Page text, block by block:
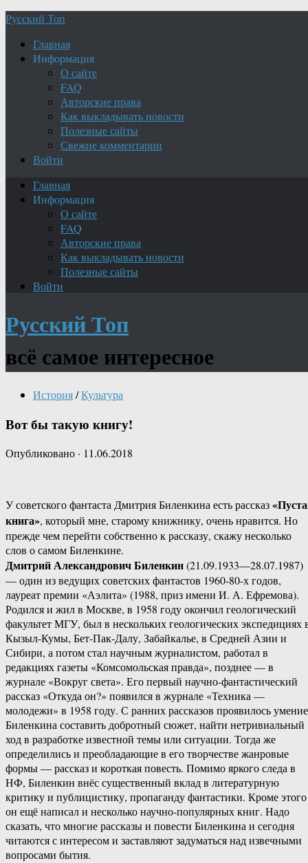
Русский Топ
Главная
Информация
О сайте
FAQ
Авторские права
Как выкладывать новости
Полезные сайты
Свежие комментарии
Войти
Главная
Информация
О сайте
FAQ
Авторские права
Как выкладывать новости
Полезные сайты
Войти
Русский Топ
всё самое интересное
История/Культура
Вот бы такую книгу!
Опубликовано · 11.06.2018
У советского фантаста Дмитрия Биленкина есть рассказ
книга», который мне, старому книжнику, очень нравится. Но
прежде чем перейти собственно к рассказу, скажу несколько
слов о самом Биленкине.
Дмитрий Александрович Биленкин(21.09.1933—28.07.1987)
— один из ведущих советских фантастов 1960-80-х годов,
лауреат премии «Аэлита» (1988, приз имени И. А. Ефремова).
Родился и жил в Москве, в 1958 году окончил геологический
факультет МГУ, был в нескольких геологических экспедициях
Кызыл-Кумы, Бет-Пак-Далу, Забайкалье, в Средней Азии и
Сибири, а потом стал научным журналистом, работал в
редакциях газеты «Комсомольская правда», позднее — в
журнале «Вокруг света». Его первый научно-фантастический
рассказ «Откуда он?» появился в журнале «Техника —
молодежи» в 1958 году. С ранних рассказов проявилось умение
Биленкина составить добротный сюжет, найти нетривиальный
ход в разработке известной темы или ситуации. Тогда же
определились и преобладающие в его творчестве жанровые
формы — рассказ и короткая повесть. Помимо яркого следа в
НФ, Биленкин внёс существенный вклад в литературную
критику и публицистику, пропаганду фантастики. Кроме этого
он ещё написал и несколько научно-популярных книг. Надо
сказать, что многие рассказы и повести Биленкина и сегодня
читаются с интересом и заставляют задуматься над извечными
вопросами бытия.